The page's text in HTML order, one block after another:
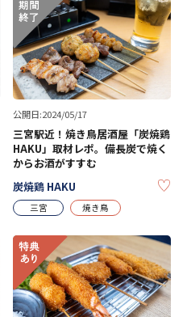
KEEP
公開日:2024/05/17
三宮駅近！焼き鳥居酒屋「炭焼鶏
HAKU」取材レポ。備長炭で焼く
からお酒がすすむ
炭焼鶏 HAKU
三宮 焼き鳥